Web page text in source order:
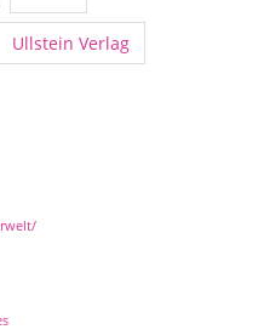
Ullstein Verlag